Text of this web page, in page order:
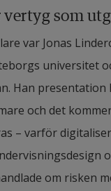
vertyg som
var Jonas
universitet
Han presentation
och det
– varför
om risken